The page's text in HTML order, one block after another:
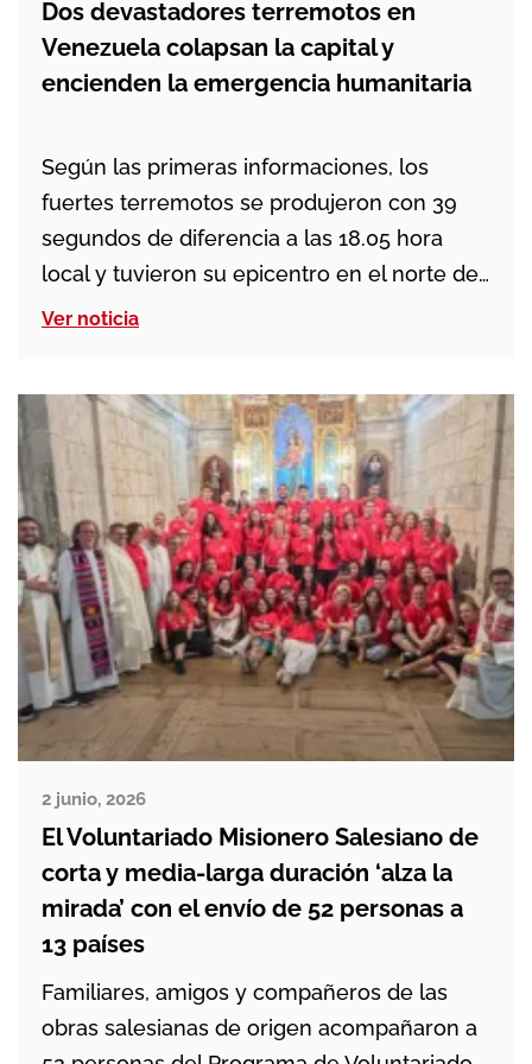
Dos devastadores terremotos en
Venezuela colapsan la capital y
encienden la emergencia humanitaria
Según las primeras informaciones, los
fuertes terremotos se produjeron con 39
segundos de diferencia a las 18.05 hora
local y tuvieron su epicentro en el norte del
país, en una zona próxima al eje Carabobo-
una magnitud de 7,5, con una profundidad
[…]
Ver noticia
2 junio, 2026
El Voluntariado Misionero Salesiano de
corta y media-larga duración ‘alza la
mirada’ con el envío de 52 personas a
13 países
Familiares, amigos y compañeros de las
obras salesianas de origen acompañaron a